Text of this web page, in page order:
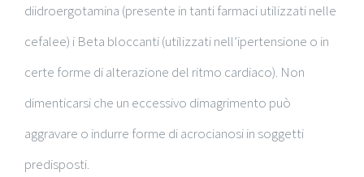
diidroergotamina (presente in tanti farmaci utilizzati nelle
cefalee) i Beta bloccanti (utilizzati nell’ipertensione o in
certe forme di alterazione del ritmo cardiaco). Non
dimenticarsi che un eccessivo dimagrimento può
aggravare o indurre forme di acrocianosi in soggetti
predisposti.